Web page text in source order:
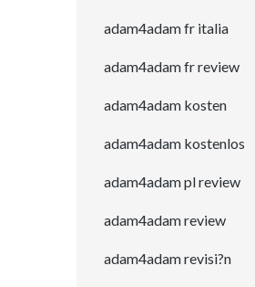
adam4adam fr italia
adam4adam fr review
adam4adam kosten
adam4adam kostenlos
adam4adam pl review
adam4adam review
adam4adam revisi?n